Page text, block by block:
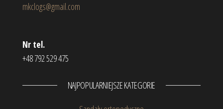
mkclogs@gmail.com
Nr tel.
+48 792 529 475
NAJPOPULARNIEJSZE KATEGORIE